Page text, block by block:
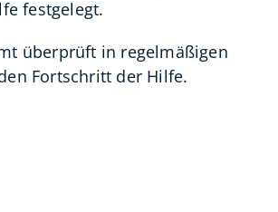
festgelegt.
überprüft in regelmäßigen
Fortschritt der Hilfe.